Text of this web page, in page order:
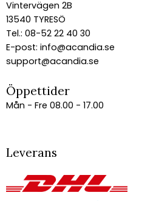
Vintervägen 2B
13540 TYRESÖ
Tel.: 08-52 22 40 30
E-post: info@acandia.se
support@acandia.se
Öppettider
Mån - Fre 08.00 - 17.00
Leverans